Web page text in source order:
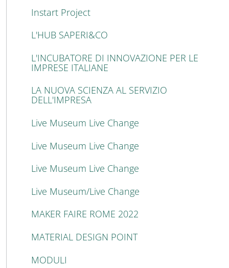
Instart Project
L'HUB SAPERI&CO
L'INCUBATORE DI INNOVAZIONE PER LE
IMPRESE ITALIANE
LA NUOVA SCIENZA AL SERVIZIO
DELL'IMPRESA
Live Museum Live Change
Live Museum Live Change
Live Museum Live Change
Live Museum/Live Change
MAKER FAIRE ROME 2022
MATERIAL DESIGN POINT
MODULI